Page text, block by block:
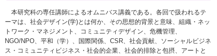
本研究科の専任講師によるオムニバス講義である。各回で扱われるテ
ーマは、社会デザイン(学)とは何か、その思想的背景と意味、組織・ネッ
トワーク・マネジメント、コミュニティデザイン、危機管理、
NGO/NPO、平和（学）、国際関係、CSR、社会貢献、ソーシャルビジネ
ス・コミュニティビジネス・社会的企業、社会的排除と包摂、アートと